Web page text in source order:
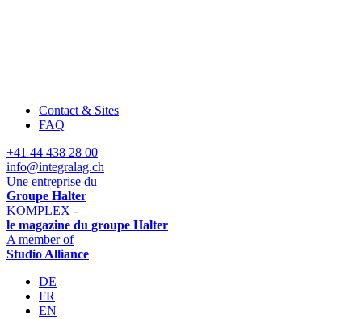
Contact & Sites
FAQ
+41 44 438 28 00
info@integralag.ch
Une entreprise du
Groupe Halter
KOMPLEX -
le magazine du groupe Halter
A member of
Studio Alliance
DE
FR
EN